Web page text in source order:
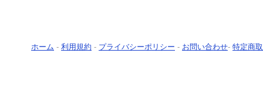
ホーム - 利用規約 - プライバシーポリシー - お問い合わせ- 特定商